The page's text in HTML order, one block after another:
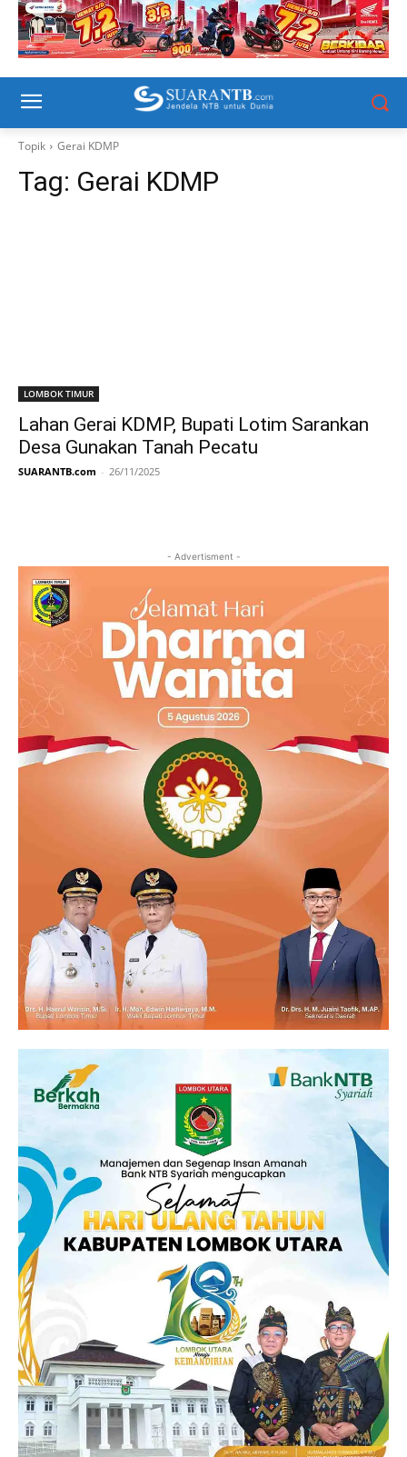
Topik Gerai KDMP
Tag: Gerai KDMP
LOMBOK TIMUR
Lahan Gerai KDMP, Bupati Lotim Sarankan
Desa Gunakan Tanah Pecatu
SUARANTB.com - 26/11/2025
- Advertisment -